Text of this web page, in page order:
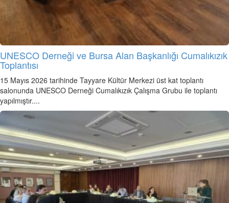
UNESCO Derneği ve Bursa Alan Başkanlığı Cumalıkızık
Toplantısı
15 Mayıs 2026 tarihinde Tayyare Kültür Merkezi üst kat toplantı
salonunda UNESCO Derneği Cumalıkızık Çalışma Grubu ile toplantı
yapılmıştır....